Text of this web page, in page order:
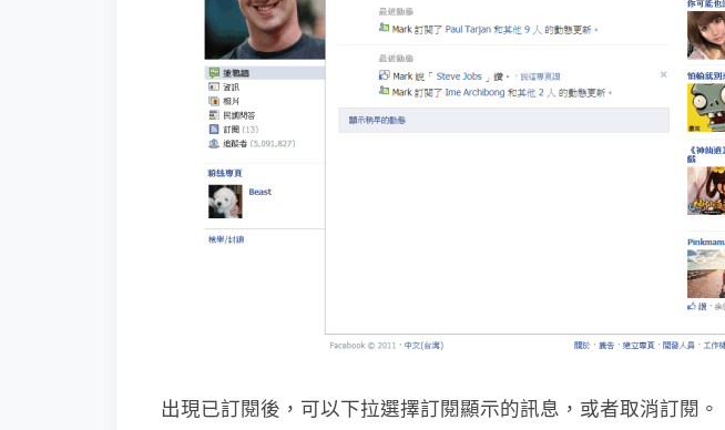
出現已訂閱後，可以下拉選擇訂閱顯示的訊息，或者取消訂閱。